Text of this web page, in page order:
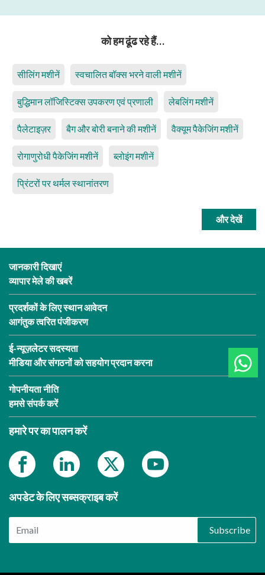
को हम ढूंढ रहे हैं…
सीलिंग मशीनें स्वचालित बॉक्स भरने वाली मशीनें
बुद्धिमान लॉजिस्टिक्स उपकरण एवं प्रणाली लेबलिंग मशीनें
पैलेटाइज़र बैग और बोरी बनाने की मशीनें वैक्यूम पैकेजिंग मशीनें
रोगाणुरोधी पैकेजिंग मशीनें ब्लोइंग मशीनें
प्रिंटरों पर थर्मल स्थानांतरण
और देखें
जानकारी दिखाएं
व्यापार मेले की खबरें
प्रदर्शकों के लिए स्थान आवेदन
आगंतुक त्वरित पंजीकरण
ई-न्यूज़लेटर सदस्यता
मीडिया और संगठनों को सहयोग प्रदान करना
गोपनीयता नीति
हमसे संपर्क करें
हमारे पर का पालन करें
अपडेट के लिए सब्सक्राइब करें
Subscribe